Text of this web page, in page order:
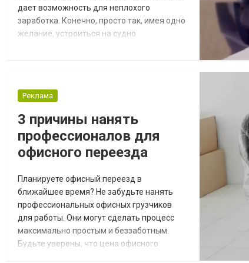
дает возможность для неплохого
заработка. Конечно, просто так, имея одно
желание, устроиться на судно
причиной стрессов и большой потери
эффективный способ получения морских
доку...
Реклама
3 причины нанять
профессионалов для
офисного переезда
Планируете офисный переезд в
ближайшее время? Не забудьте нанять
профессиональных офисных грузчиков
для работы. Они могут сделать процесс
максимально простым и беззаботным.
Будьте уверены, что цена офисного